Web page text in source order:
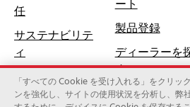
任新
い
タ
ブ
で
サステナビリテ
ィ
ート
し
い
タ
ブ
で
製品登録
ディーラーを
す
「すべての Cookie を受け入れる」をクリッ
ンを強化し、サイトの使用状況を分析し、弊